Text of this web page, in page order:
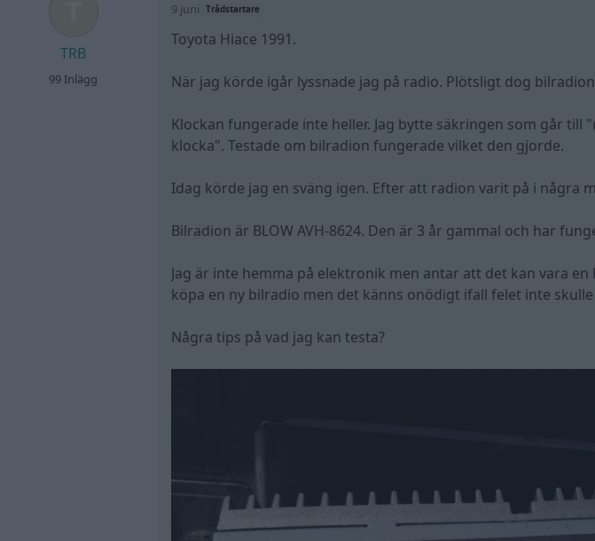
TRB
99 Inlägg
9 juni Trådstartare
Toyota Hiace 1991.
När jag körde igår lyssnade jag på radio. Plötsligt dog
Klockan fungerade inte heller. Jag bytte säkringen som går
klocka". Testade om bilradion fungerade vilket den gjorde.
Idag körde jag en sväng igen. Efter att radion varit på i några
Bilradion är BLOW AVH-8624. Den är 3 år gammal och har
Jag är inte hemma på elektronik men antar att det kan vara
köpa en ny bilradio men det känns onödigt ifall felet inte
Några tips på vad jag kan testa?